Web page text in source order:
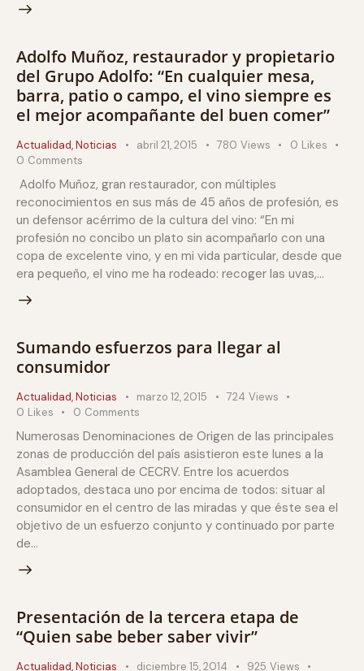
Adolfo Muñoz, restaurador y propietario
del Grupo Adolfo: “En cualquier mesa,
barra, patio o campo, el vino siempre es
el mejor acompañante del buen comer”
Actualidad,Noticias abril 21, 2015 780 Views 0 Likes
0 Comments
Adolfo Muñoz, gran restaurador, con múltiples
reconocimientos en sus más de 45 años de profesión, es
un defensor acérrimo de la cultura del vino: “En mi
profesión no concibo un plato sin acompañarlo con una
copa de excelente vino, y en mi vida particular, desde que
era pequeño, el vino me ha rodeado: recoger las uvas,…
Sumando esfuerzos para llegar al
consumidor
Actualidad,Noticias marzo 12, 2015 724 Views
0 Likes 0 Comments
Numerosas Denominaciones de Origen de las principales
zonas de producción del país asistieron este lunes a la
Asamblea General de CECRV. Entre los acuerdos
adoptados, destaca uno por encima de todos: situar al
consumidor en el centro de las miradas y que éste sea el
objetivo de un esfuerzo conjunto y continuado por parte
de…
Presentación de la tercera etapa de
“Quien sabe beber saber vivir”
Actualidad,Noticias diciembre 15, 2014 925 Views